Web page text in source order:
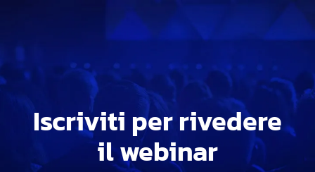
Iscriviti per rivedere
il webinar